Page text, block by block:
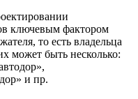
ключевым фактором
то есть владельца
может быть несколько:
и пр.